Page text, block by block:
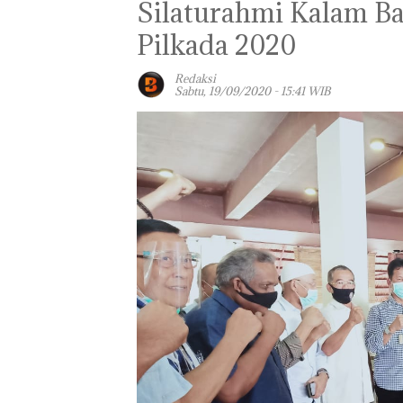
Silaturahmi Kalam
Pilkada 2020
Redaksi
Sabtu, 19/09/2020 - 15:41 WIB